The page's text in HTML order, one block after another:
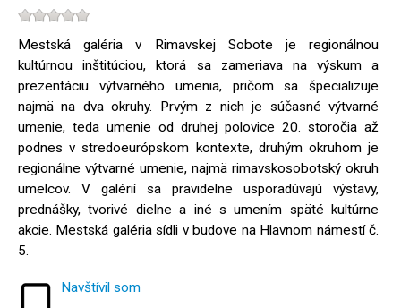
Mestská galéria v Rimavskej Sobote je regionálnou
kultúrnou inštitúciou, ktorá sa zameriava na výskum a
prezentáciu výtvarného umenia, pričom sa špecializuje
najmä na dva okruhy. Prvým z nich je súčasné výtvarné
umenie, teda umenie od druhej polovice 20. storočia až
podnes v stredoeurópskom kontexte, druhým okruhom je
regionálne výtvarné umenie, najmä rimavskosobotský okruh
umelcov. V galérií sa pravidelne usporadúvajú výstavy,
prednášky, tvorivé dielne a iné s umením späté kultúrne
akcie. Mestská galéria sídli v budove na Hlavnom námestí č.
5.
Navštívil som